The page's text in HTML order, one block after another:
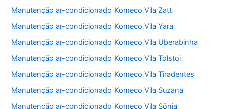
Manutenção ar-condicionado Komeco Vila Zatt
Manutenção ar-condicionado Komeco Vila Yara
Manutenção ar-condicionado Komeco Vila Uberabinha
Manutenção ar-condicionado Komeco Vila Tolstoi
Manutenção ar-condicionado Komeco Vila Tiradentes
Manutenção ar-condicionado Komeco Vila Suzana
Manutenção ar-condicionado Komeco Vila Sônia